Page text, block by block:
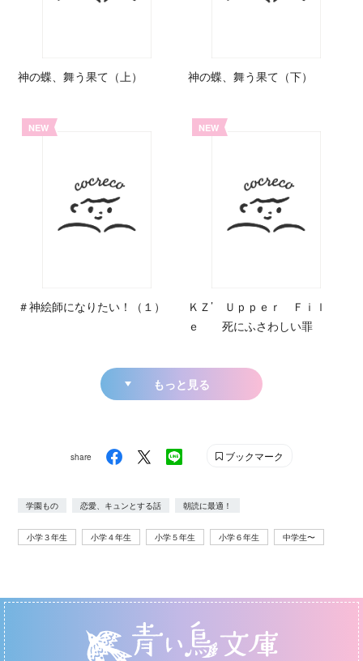
神の蝶、舞う果て（上） 神の蝶、舞う果て（下）
NEW
＃神絵師になりたい！（１）
NEW
ＫＺ’ Ｕｐｐｅｒ Ｆｉｌ
ｅ 死にふさわしい罪
もっと見る
share ブックマーク
学園もの 恋愛、キュンとする話 朝読に最適！
小学３年生 小学４年生 小学５年生 小学６年生 中学生〜